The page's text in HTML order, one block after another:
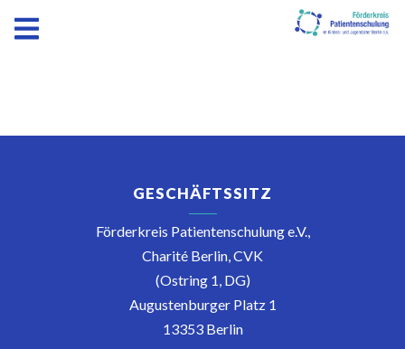
GESCHÄFTSSITZ
Förderkreis Patientenschulung e.V.,
Charité Berlin, CVK
(Ostring 1, DG)
Augustenburger Platz 1
13353 Berlin